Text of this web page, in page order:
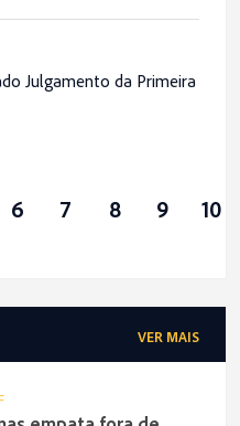
Julgamento da Primeira
6 7 8 9 10
VER MAIS